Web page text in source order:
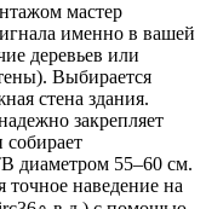
мастер
именно в вашей
деревьев или
Выбирается
стена здания.
закрепляет
диаметром 55–60 см.
наведение на